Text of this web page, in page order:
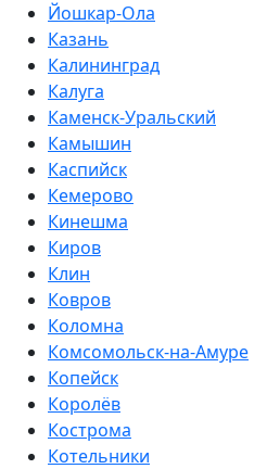
Йошкар-Ола
Казань
Калининград
Калуга
Каменск-Уральский
Камышин
Каспийск
Кемерово
Кинешма
Киров
Клин
Ковров
Коломна
Комсомольск-на-Амуре
Копейск
Королёв
Кострома
Котельники